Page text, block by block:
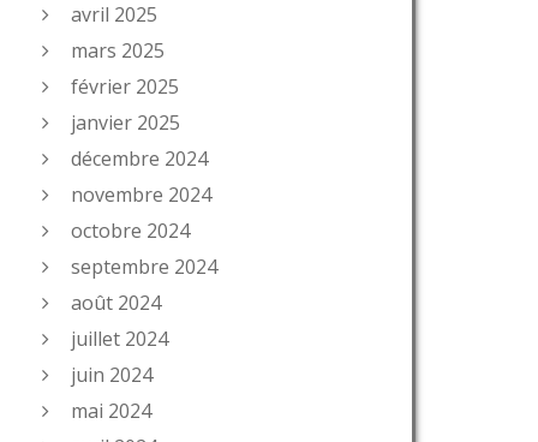
avril 2025
mars 2025
février 2025
janvier 2025
décembre 2024
novembre 2024
octobre 2024
septembre 2024
août 2024
juillet 2024
juin 2024
mai 2024